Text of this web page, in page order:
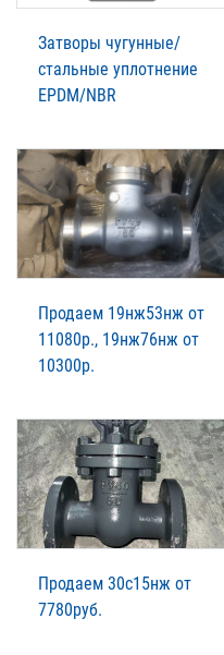
Затворы чугунные/
стальные уплотнение
EPDM/NBR
Продаем 19нж53нж от
11080р., 19нж76нж от
10300р.
Продаем 30с15нж от
7780руб.